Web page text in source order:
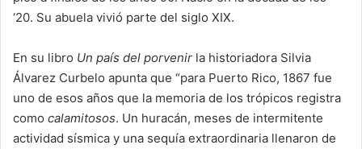
‘20. Su abuela vivió parte del siglo XIX.
En su libro Un país del porvenir la historiadora Silvia
Álvarez Curbelo apunta que “para Puerto Rico, 1867 fue
uno de esos años que la memoria de los trópicos registra
como calamitosos. Un huracán, meses de intermitente
actividad sísmica y una sequía extraordinaria llenaron de